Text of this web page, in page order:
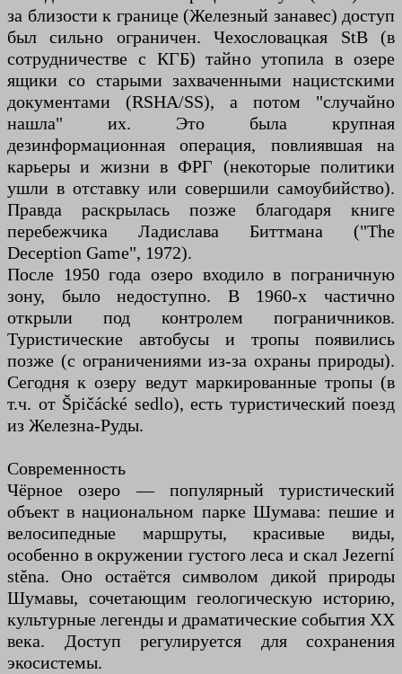
за близости к границе (Железный занавес) доступ
был сильно ограничен. Чехословацкая StB (в
сотрудничестве с КГБ) тайно утопила в озере
ящики со старыми захваченными нацистскими
документами (RSHA/SS), а потом "случайно
нашла" их. Это была крупная
дезинформационная операция, повлиявшая на
карьеры и жизни в ФРГ (некоторые политики
ушли в отставку или совершили самоубийство).
Правда раскрылась позже благодаря книге
перебежчика Ладислава Биттмана ("The
Deception Game", 1972).
После 1950 года озеро входило в пограничную
зону, было недоступно. В 1960-х частично
открыли под контролем пограничников.
Туристические автобусы и тропы появились
позже (с ограничениями из-за охраны природы).
Сегодня к озеру ведут маркированные тропы (в
т.ч. от Špičácké sedlo), есть туристический поезд
из Железна-Руды.
Современность
Чёрное озеро — популярный туристический
объект в национальном парке Шумава: пешие и
велосипедные маршруты, красивые виды,
особенно в окружении густого леса и скал Jezerní
stěna. Оно остаётся символом дикой природы
Шумавы, сочетающим геологическую историю,
культурные легенды и драматические события XX
века. Доступ регулируется для сохранения
экосистемы.